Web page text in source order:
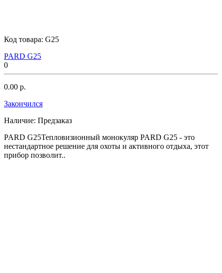
Код товара: G25
PARD G25
0
0.00 р.
Закончился
Наличие: Предзаказ
PARD G25Тепловизионный монокуляр PARD G25 - это
нестандартное решение для охоты и активного отдыха, этот
прибор позволит..